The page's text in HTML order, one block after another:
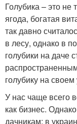
Голубика – это не
ягода, богатая
так давно
в лесу, однако в
голубики на даче
голубику на своем
У нас чаще всего
как бизнес.
дачникам: в